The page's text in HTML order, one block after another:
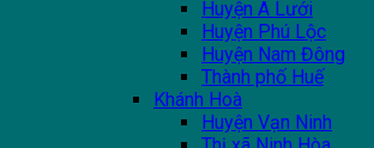
Huyện A Lưới
Huyện Phú Lộc
Huyện Nam Đông
Thành phố Huế
Khánh Hoà
Huyện Vạn Ninh